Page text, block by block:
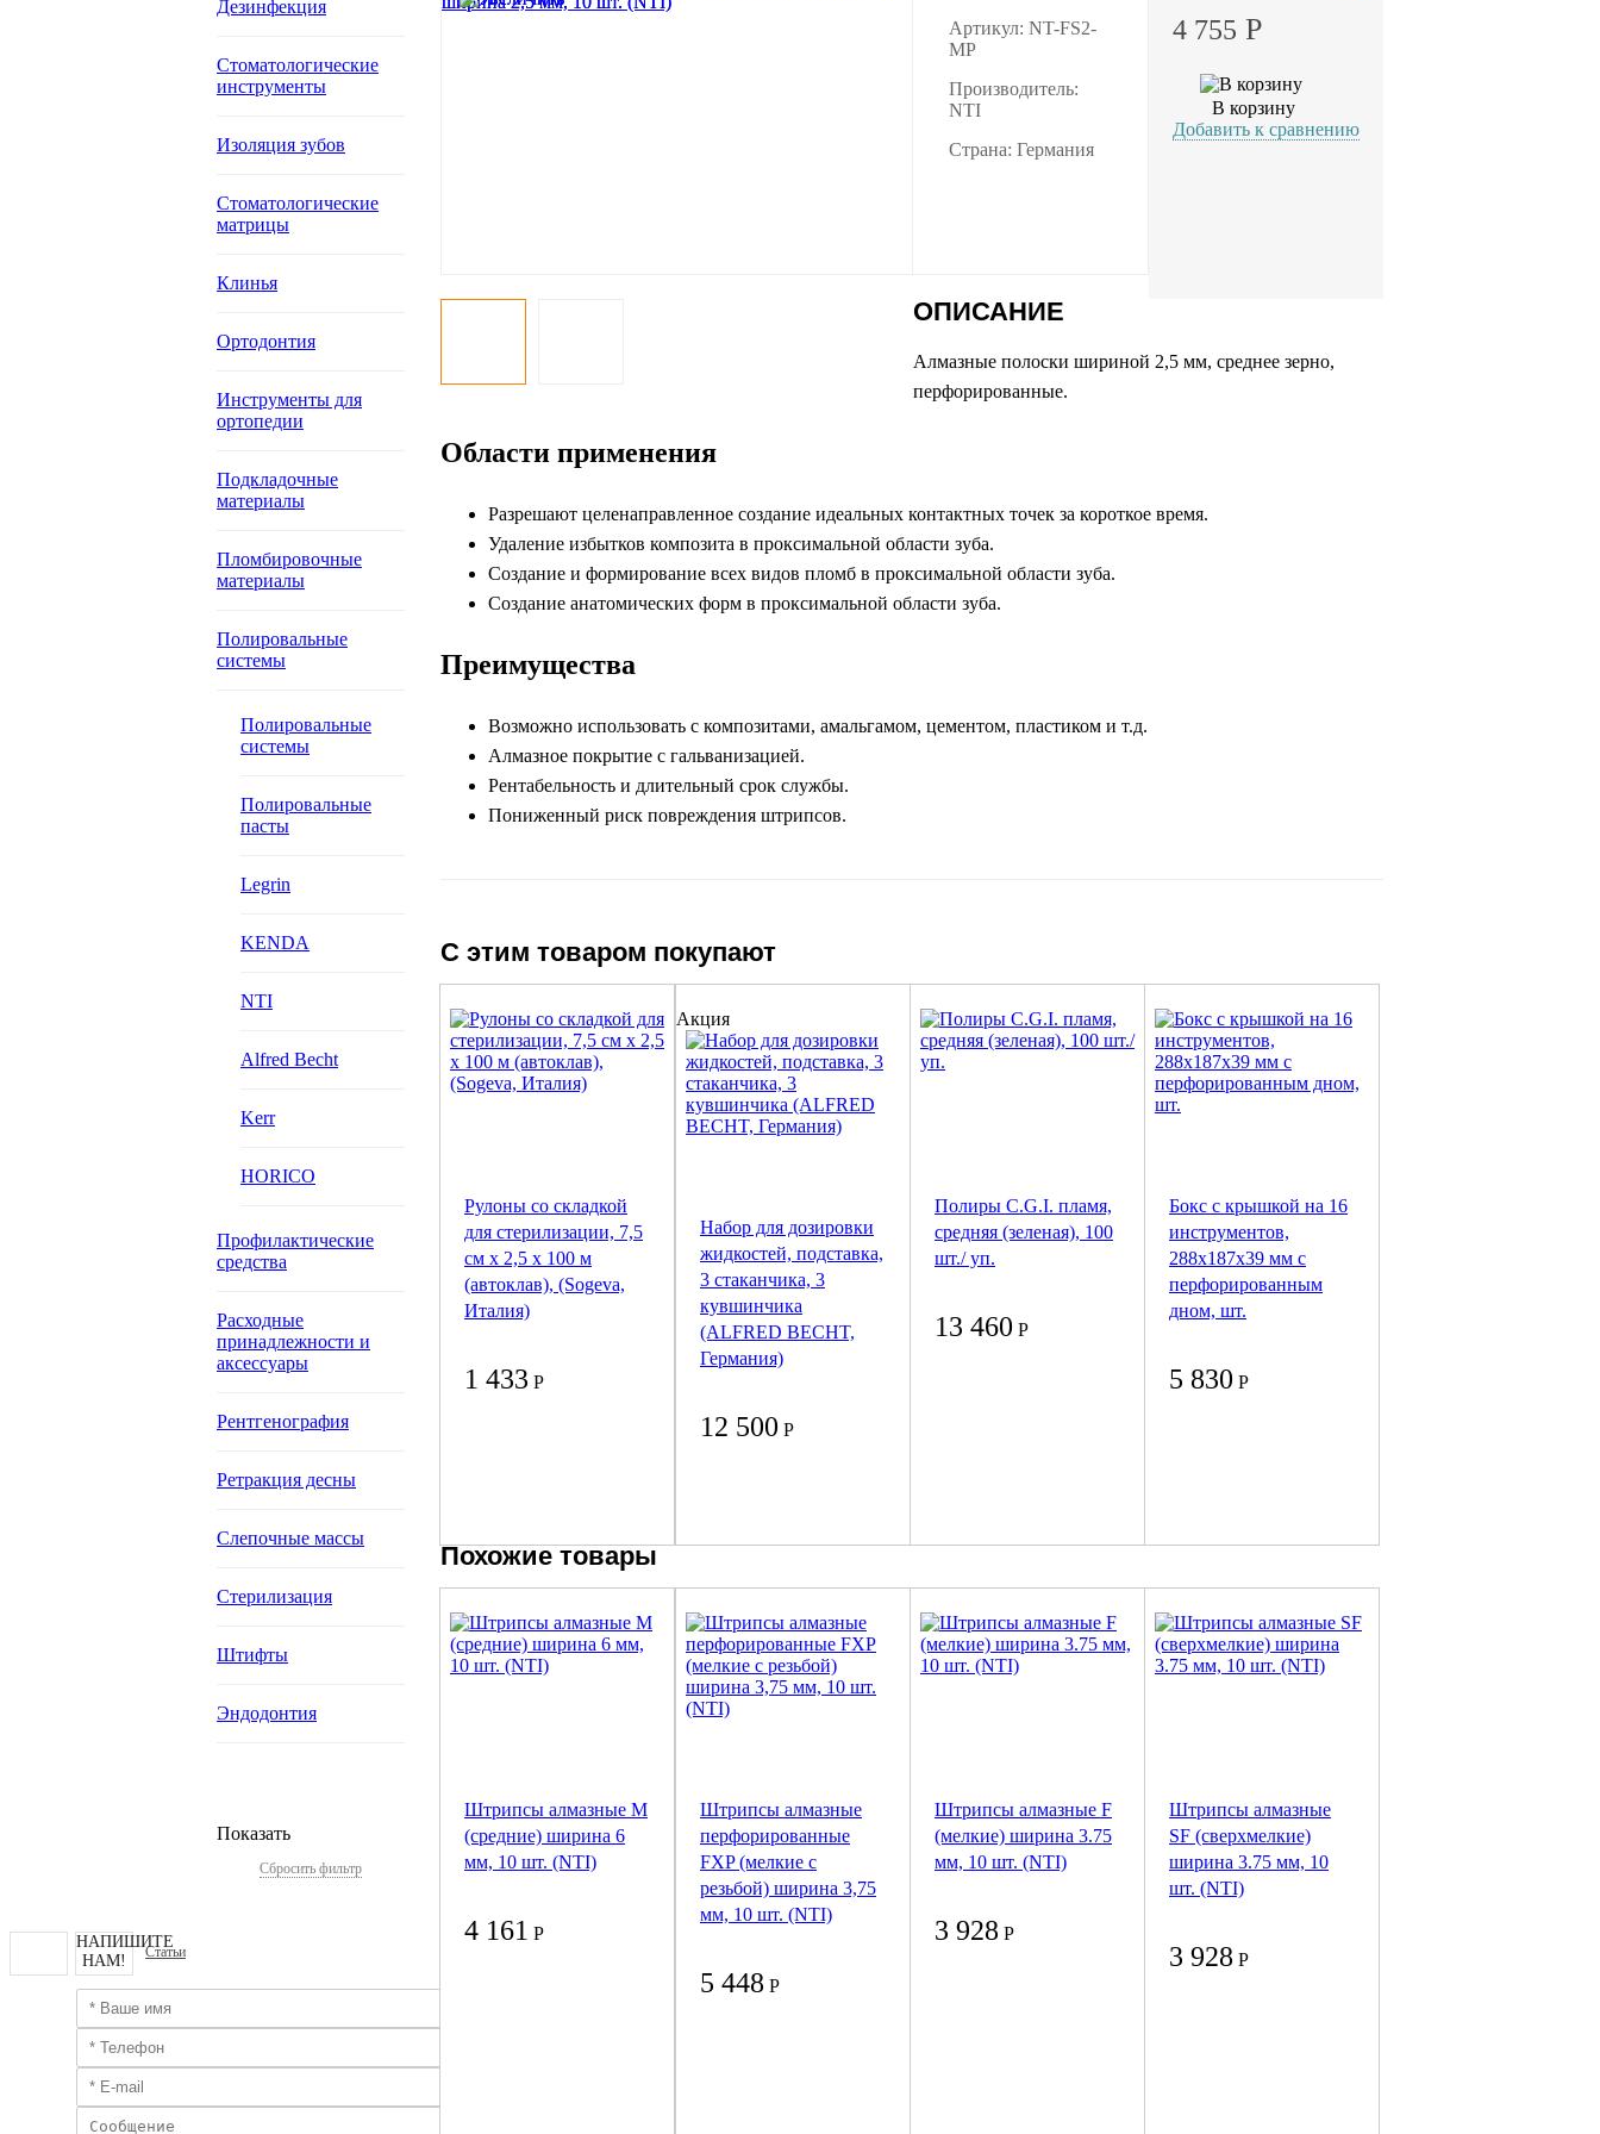
Дезинфекция
Стоматологические
инструменты
Изоляция зубов
Стоматологические
матрицы
Клинья
Ортодонтия
Инструменты для
ортопедии
Подкладочные
материалы
Пломбировочные
материалы
Полировальные
системы
Полировальные
системы
Полировальные
пасты
Legrin
KENDA
NTI
Alfred Becht
Kerr
HORICO
Профилактические
средства
Расходные
принадлежности и
аксессуары
Рентгенография
Ретракция десны
Слепочные массы
Стерилизация
Штифты
Эндодонтия
Показать
Сбросить фильтр
Артикул: NT-FS2-
MP
Производитель:
NTI
Страна: Германия
4 755 Р
В корзину
Добавить к сравнению
ОПИСАНИЕ
Алмазные полоски шириной 2,5 мм, среднее зерно,
перфорированные.
Области применения
Разрешают целенаправленное создание идеальных контактных точек за короткое время.
Удаление избытков композита в проксимальной области зуба.
Создание и формирование всех видов пломб в проксимальной области зуба.
Создание анатомических форм в проксимальной области зуба.
Преимущества
Возможно использовать с композитами, амальгамом, цементом, пластиком и т.д.
Алмазное покрытие с гальванизацией.
Рентабельность и длительный срок службы.
Пониженный риск повреждения штрипсов.
С этим товаром покупают
Рулоны со складкой
для стерилизации, 7,5
см х 2,5 x 100 м
(автоклав), (Sogeva,
Италия)
1 433 Р
Акция
Набор для дозировки
жидкостей, подставка,
3 стаканчика, 3
кувшинчика
(ALFRED BECHT,
Германия)
12 500 Р
Полиры C.G.I. пламя,
средняя (зеленая), 100
шт./ уп.
13 460 Р
Бокс с крышкой на 16
инструментов,
288x187x39 мм с
перфорированным
дном, шт.
5 830 Р
Похожие товары
Штрипсы алмазные M
(средние) ширина 6
мм, 10 шт. (NTI)
4 161 Р
Штрипсы алмазные
перфорированные
FXP (мелкие с
резьбой) ширина 3,75
мм, 10 шт. (NTI)
5 448 Р
Штрипсы алмазные F
(мелкие) ширина 3.75
мм, 10 шт. (NTI)
3 928 Р
Штрипсы алмазные
SF (сверхмелкие)
ширина 3.75 мм, 10
шт. (NTI)
3 928 Р
НАПИШИТЕ
НАМ!
Статьи